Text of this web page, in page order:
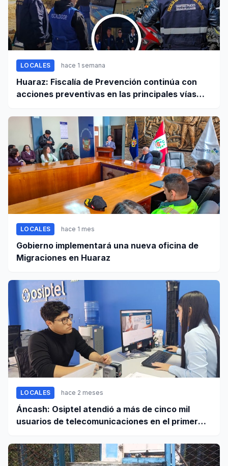
LOCALES hace 1 semana
Huaraz: Fiscalía de Prevención continúa con
acciones preventivas en las principales vías
LOCALES hace 1 mes
Gobierno implementará una nueva oficina de
Migraciones en Huaraz
LOCALES hace 2 meses
Áncash: Osiptel atendió a más de cinco mil
usuarios de telecomunicaciones en el primer